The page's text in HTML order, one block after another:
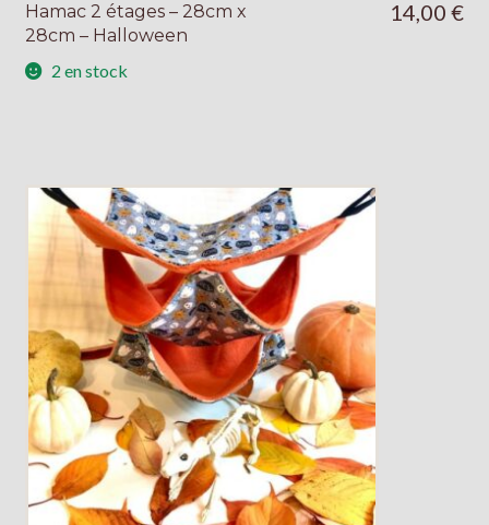
Hamac 2 étages – 28cm x
28cm – Halloween
14,00€
2 en stock